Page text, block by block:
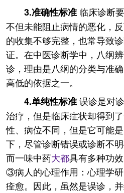
3.准确性标准 临床诊断
不但未能阻止病情的恶化，
的收集不够完整，也常导致
证。在中医诊断学中，八纲
诊，理由是八纲的分类与准
高低的依据之一。
4.单纯性标准误诊是对
治疗，但是临床症状却得到
性、病位不同，但是它可能
下，尽管诊断错误或诊断不
而一味中药大都具有多种功
③病人的心理作用：心理学
痊愈。因此，虽然是误诊，